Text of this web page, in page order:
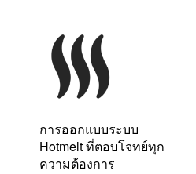
การออกแบบระบบ
Hotmelt ที่ตอบโจทย์ทุก
ความต้องการ